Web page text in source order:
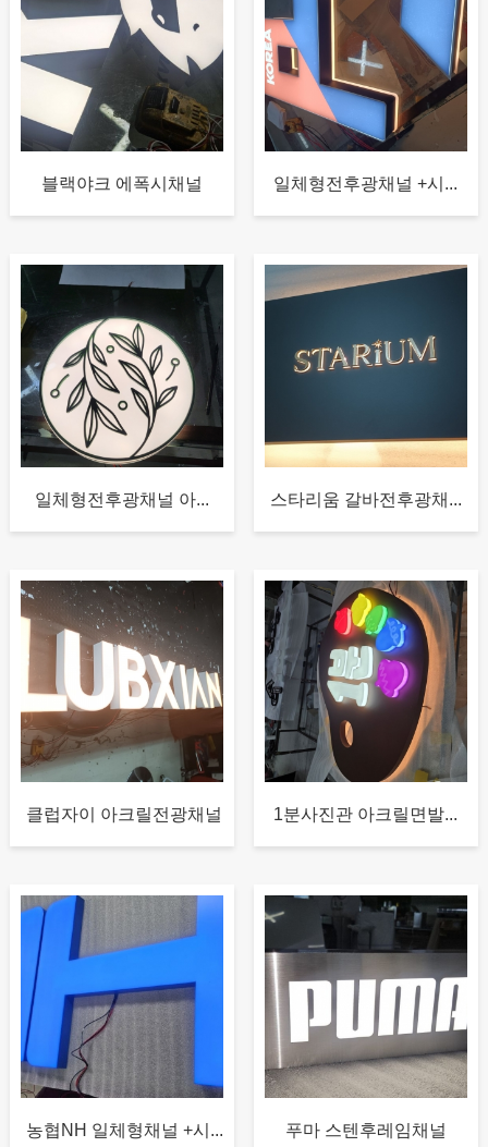
블랙야크 에폭시채널 일체형전후광채널 +시...
일체형전후광채널 아... 스타리움 갈바전후광채...
클럽자이 아크릴전광채널 1분사진관 아크릴면발...
농협NH 일체형채널 +시... 푸마 스텐후레임채널